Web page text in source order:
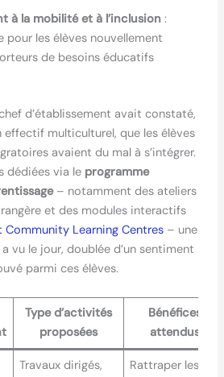
à la mobilité et à l’inclusion:
pour les élèves nouvellement
de besoins éducatifs
d’établissement avait constaté,
effectif multiculturel, que les élèves
avaient du mal à s’intégrer.
dédiées via le programme
– notamment des ateliers
et des modules interactifs
Community Learning Centres– une
vu le jour, doublée d’un sentiment
parmi ces élèves.
Type d’activités
proposées
Bénéfices
attendus
Travaux dirigés,
Rattraper les